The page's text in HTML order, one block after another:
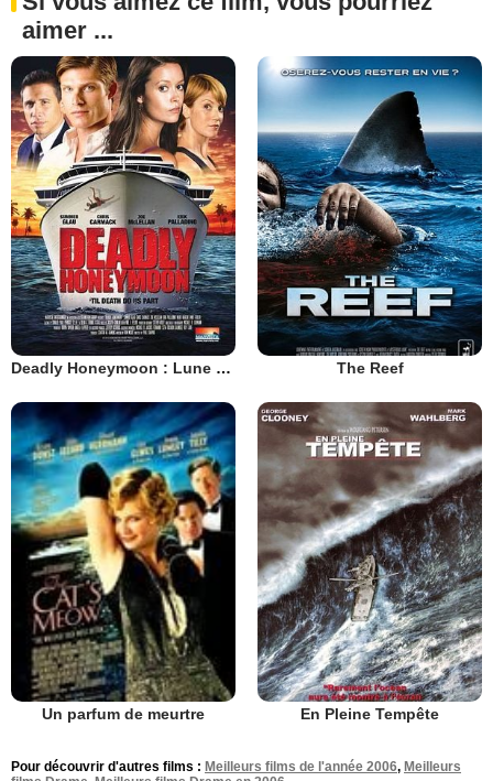
aimer ...
Deadly Honeymoon : Lune de miel mortelle The Reef
Un parfum de meurtre En Pleine Tempête
Pour découvrir d'autres films : Meilleurs films de l'année 2006, Meilleurs